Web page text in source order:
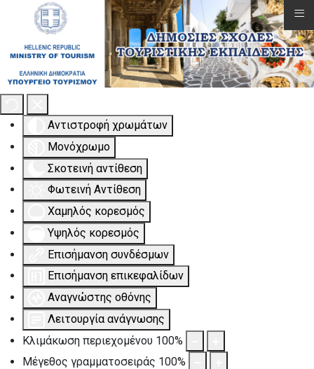
Εργαλειοθήκη Προσβασιμότητας
Αντιστροφή χρωμάτων
Μονόχρωμο
Σκοτεινή αντίθεση
Φωτεινή Αντίθεση
Χαμηλός κορεσμός
Υψηλός κορεσμός
Επισήμανση συνδέσμων
Επισήμανση επικεφαλίδων
Αναγνώστης οθόνης
Λειτουργία ανάγνωσης
Κλιμάκωση περιεχομένου 100%
Μέγεθος γραμματοσειράς 100%
≡